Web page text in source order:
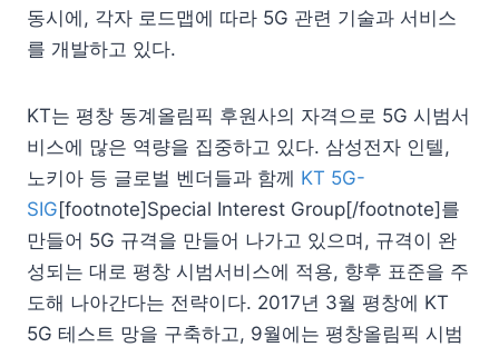
동시에, 각자 로드맵에 따라 5G 관련 기술과 서비스
를 개발하고 있다.
KT는 평창 동계올림픽 후원사의 자격으로 5G 시범서
비스에 많은 역량을 집중하고 있다. 삼성전자 인텔,
노키아 등 글로벌 벤더들과 함께 KT 5G-
SIG [footnote]Special Interest Group[/footnote]를
만들어 5G 규격을 만들어 나가고 있으며, 규격이 완
성되는 대로 평창 시범서비스에 적용, 향후 표준을 주
도해 나아간다는 전략이다. 2017년 3월 평창에 KT
5G 테스트 망을 구축하고, 9월에는 평창올림픽 시범